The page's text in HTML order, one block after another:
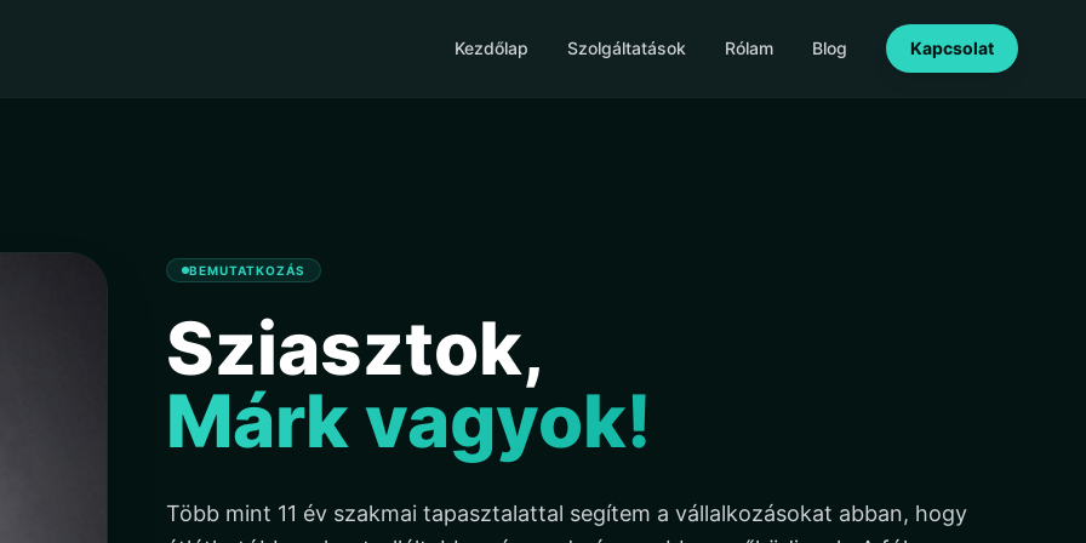
Kezdőlap Szolgáltatások Rólam Blog Kapcsolat
BEMUTATKOZÁS
Sziasztok,
Márk vagyok!
Több mint 11 év szakmai tapasztalattal segítem a vállalkozásokat abban, hogy